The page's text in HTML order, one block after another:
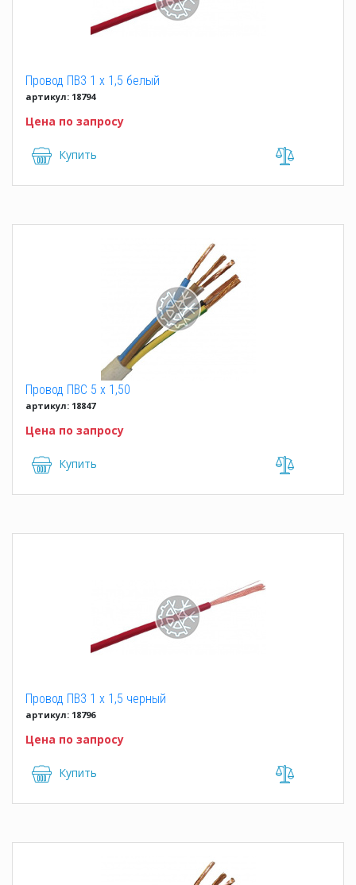
Провод ПВ3 1 x 1,5 белый
артикул: 18794
Цена по запросу
Купить
Провод ПВС 5 x 1,50
артикул: 18847
Цена по запросу
Купить
Провод ПВ3 1 x 1,5 черный
артикул: 18796
Цена по запросу
Купить